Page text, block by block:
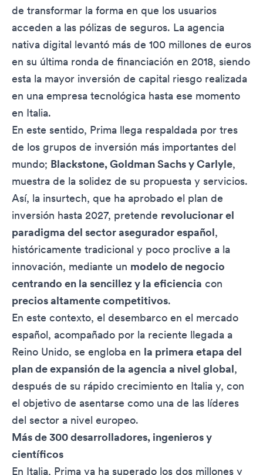
de transformar la forma en que los usuarios
acceden a las pólizas de seguros. La agencia
nativa digital levantó más de 100 millones de euros
en su última ronda de financiación en 2018, siendo
esta la mayor inversión de capital riesgo realizada
en una empresa tecnológica hasta ese momento
en Italia.
En este sentido, Prima llega respaldada por tres
de los grupos de inversión más importantes del
mundo; Blackstone, Goldman Sachs y Carlyle,
muestra de la solidez de su propuesta y servicios.
Así, la insurtech, que ha aprobado el plan de
inversión hasta 2027, pretende revolucionar el
paradigma del sector asegurador español,
históricamente tradicional y poco proclive a la
innovación, mediante un modelo de negocio
centrando en la sencillez y la eficiencia con
precios altamente competitivos.
En este contexto, el desembarco en el mercado
español, acompañado por la reciente llegada a
Reino Unido, se engloba en la primera etapa del
plan de expansión de la agencia a nivel global,
después de su rápido crecimiento en Italia y, con
el objetivo de asentarse como una de las líderes
del sector a nivel europeo.
Más de 300 desarrolladores, ingenieros y
científicos
En Italia, Prima ya ha superado los dos millones y